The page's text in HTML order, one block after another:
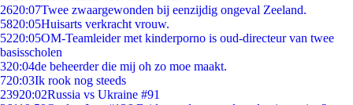
2620:07Twee zwaargewonden bij eenzijdig ongeval Zeeland.
5820:05Huisarts verkracht vrouw.
5220:05OM-Teamleider met kinderporno is oud-directeur van twee
basisscholen
320:04de beheerder die mij oh zo moe maakt.
720:03Ik rook nog steeds
23920:02Russia vs Ukraine #91